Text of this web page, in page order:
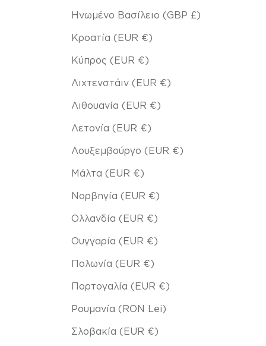
Ηνωμένο Βασίλειο (GBP £)
Κροατία (EUR €)
Κύπρος (EUR €)
Λιχτενστάιν (EUR €)
Λιθουανία (EUR €)
Λετονία (EUR €)
Λουξεμβούργο (EUR €)
Μάλτα (EUR €)
Νορβηγία (EUR €)
Ολλανδία (EUR €)
Ουγγαρία (EUR €)
Πολωνία (EUR €)
Πορτογαλία (EUR €)
Ρουμανία (RON Lei)
Σλοβακία (EUR €)